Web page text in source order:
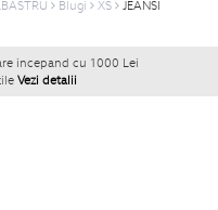
Blugi XS
JEANSI
incepand cu 1000 Lei
Vezi detalii